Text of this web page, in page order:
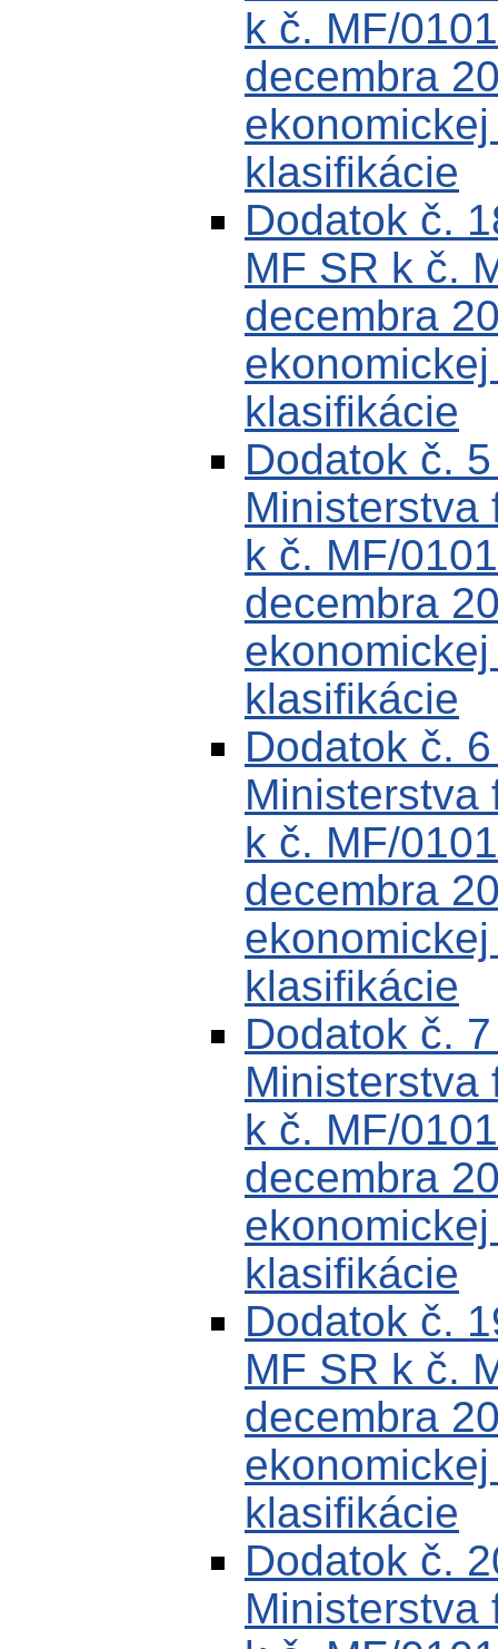
k č. MF/
decembra
klasifikácie
Dodatok č.
MF SR k č.
decembra
klasifikácie
Dodatok č.
Ministerstva
k č. MF/
decembra
klasifikácie
Dodatok č.
Ministerstva
k č. MF/
decembra
klasifikácie
Dodatok č.
Ministerstva
k č. MF/
decembra
klasifikácie
Dodatok č.
MF SR k č.
decembra
klasifikácie
Dodatok č.
Ministerstva